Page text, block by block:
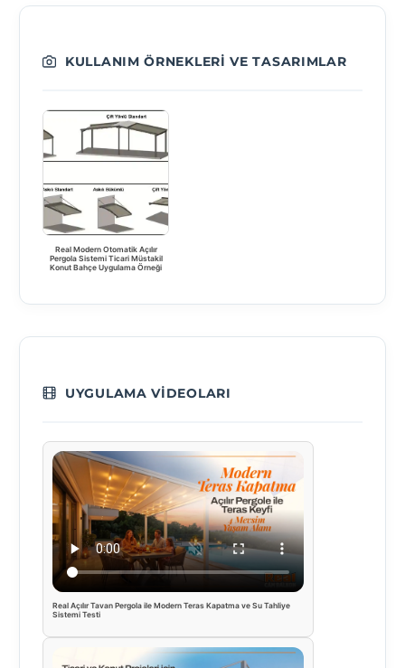
KULLANIM ÖRNEKLERI VE TASARIMLAR
Real Modern Otomatik Açılır
Pergola Sistemi Ticari Müstakil
Konut Bahçe Uygulama Örneği
UYGULAMA VIDEOLARI
Real Açılır Tavan Pergola ile Modern Teras Kapatma ve Su Tahliye
Sistemi Testi